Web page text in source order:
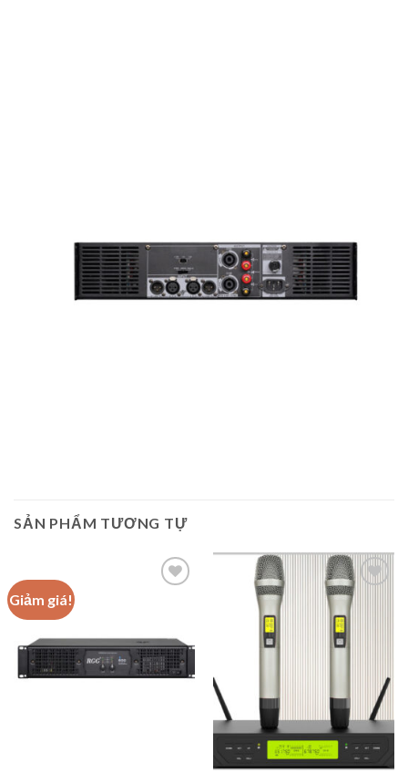
SẢN PHẨM TƯƠNG TỰ
Giảm giá!
wishlist